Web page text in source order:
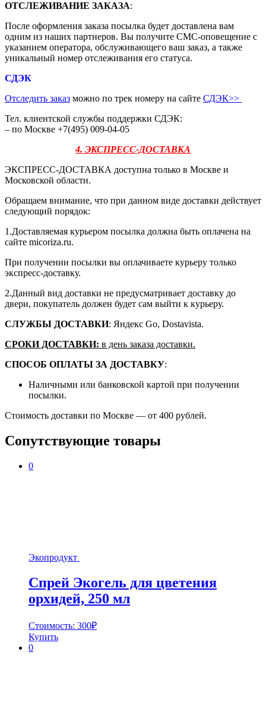
ОТСЛЕЖИВАНИЕ ЗАКАЗА:
После оформления заказа посылка будет доставлена вам
одним из наших партнеров. Вы получите СМС-оповещение с
указанием оператора, обслуживающего ваш заказ, а также
уникальный номер отслеживания его статуса.
СДЭК
Отследить заказ можно по трек номеру на сайте СДЭК>>
Тел. клиентской службы поддержки СДЭК:
– по Москве +7(495) 009-04-05
4. ЭКСПРЕСС-ДОСТАВКА
ЭКСПРЕСС-ДОСТАВКА доступна только в Москве и
Московской области.
Обращаем внимание, что при данном виде доставки действует
следующий порядок:
1.Доставляемая курьером посылка должна быть оплачена на
сайте micoriza.ru.
При получении посылки вы оплачиваете курьеру только
экспресс-доставку.
2.Данный вид доставки не предусматривает доставку до
двери, покупатель должен будет сам выйти к курьеру.
СЛУЖБЫ ДОСТАВКИ: Яндекс Go, Dostavista.
СРОКИ ДОСТАВКИ: в день заказа доставки.
СПОСОБ ОПЛАТЫ ЗА ДОСТАВКУ:
Наличными или банковской картой при получении
посылки.
Стоимость доставки по Москве — от 400 рублей.
Сопутствующие товары
0
Экопродукт
Спрей Экогель для цветения
орхидей, 250 мл
Стоимость: 300₽
Купить
0